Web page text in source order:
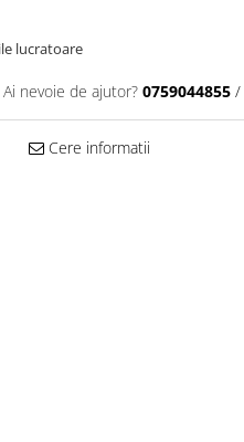
lucratoare
Ai nevoie de ajutor? 0759044855 /
Cere informatii